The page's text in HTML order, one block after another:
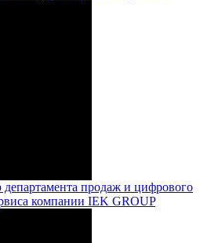
департамента продаж и цифрового
компании IEK GROUP